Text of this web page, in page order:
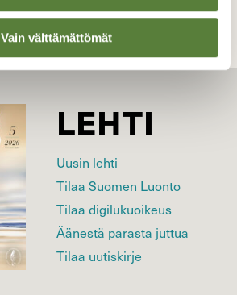
Vain välttämättömät
LEHTI
Uusin lehti
Tilaa Suomen Luonto
Tilaa digilukuoikeus
Äänestä parasta juttua
Tilaa uutiskirje